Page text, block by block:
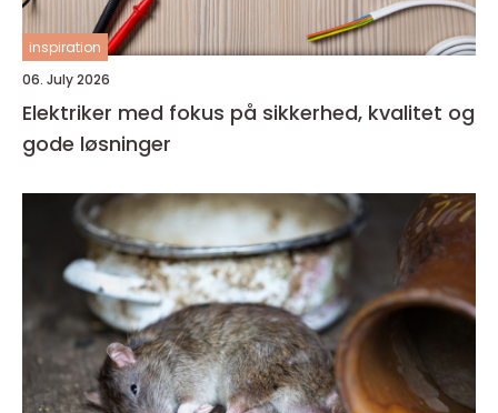
inspiration
06. July 2026
Elektriker med fokus på sikkerhed, kvalitet og
gode løsninger